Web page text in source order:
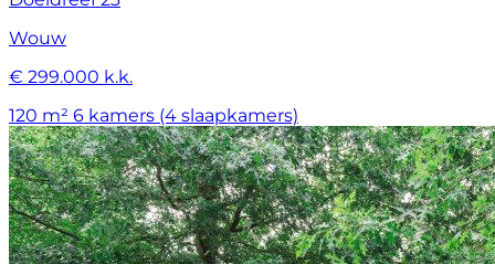
Wouw
€ 299.000 k.k.
120 m² 6 kamers (4 slaapkamers)